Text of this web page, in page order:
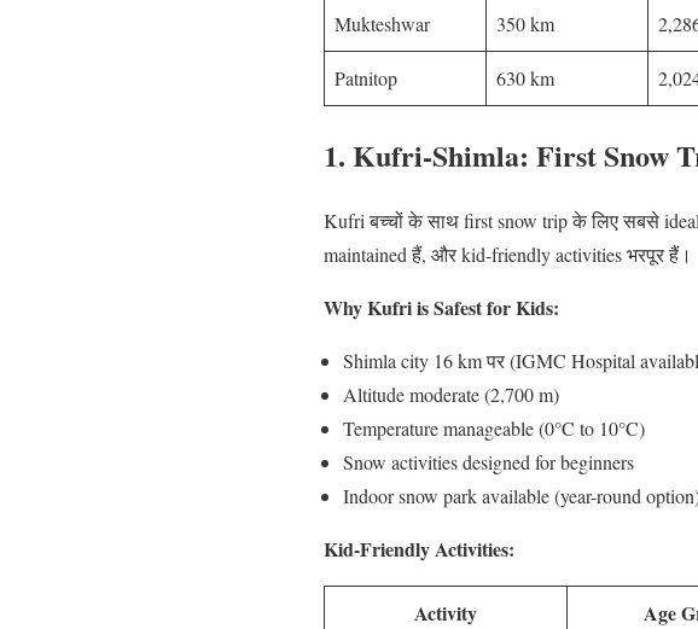
Mukteshwar 350 km
Patnitop 630 km
1. Kufri-Shimla: First Snow
Kufri बच्चों के साथ first snow trip के लिए सबसे
maintained हैं, और kid-friendly activities भरपूर हैं।
Why Kufri is Safest for Kids:
Shimla city 16 km पर (IGMC Hospital
Altitude moderate (2,700 m)
Temperature manageable (0°C to 10°C)
Snow activities designed for beginners
Indoor snow park available (year-round
Kid-Friendly Activities:
Activity Age